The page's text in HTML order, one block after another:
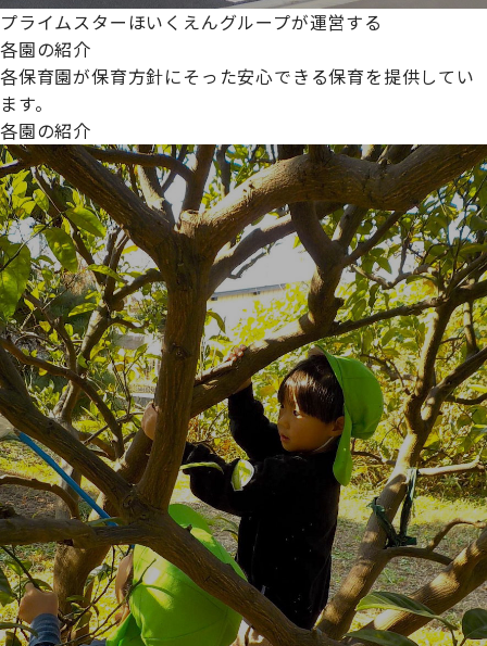
プライムスターほいくえんグループが運営する
各園の紹介
各保育園が保育方針にそった安心できる保育を提供してい
ます。
各園の紹介